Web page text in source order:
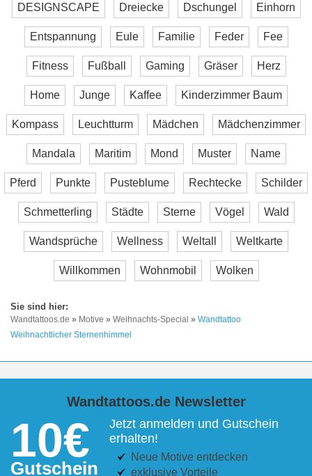
DESIGNSCAPE Dreiecke Dschungel Einhorn
Entspannung Eule Familie Feder Fee
Fitness Fußball Gaming Gräser Herz
Home Junge Kaffee Kinderzimmer Baum
Kompass Leuchtturm Mädchen Mädchenzimmer
Mandala Maritim Mond Muster Name
Pferd Punkte Pusteblume Rechtecke Schilder
Schmetterling Städte Sterne Vögel Wald
Wandsprüche Wellness Weltall Weltkarte
Willkommen Wohnmobil Wolken
Wandtattoos.de » Motive » Weihnachts-Special » Wandtattoo
Weihnachtlicher Sternenhimmel
Wandtattoos.de Newsletter
10€
Gutschein
Jetzt anmelden und Gutschein
erhalten!
Neue Motive entdecken
exklusive Vorteile